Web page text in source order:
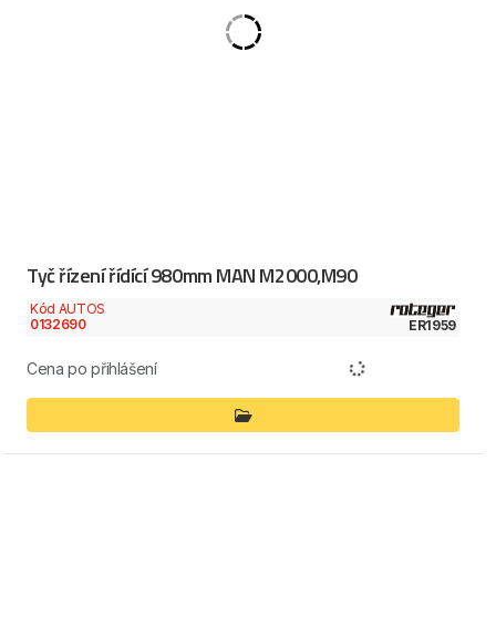
Tyč řízení řídící 980mm MAN M2000,M90
Kód AUTOS
0132690
ER1959
Cena po přihlášení